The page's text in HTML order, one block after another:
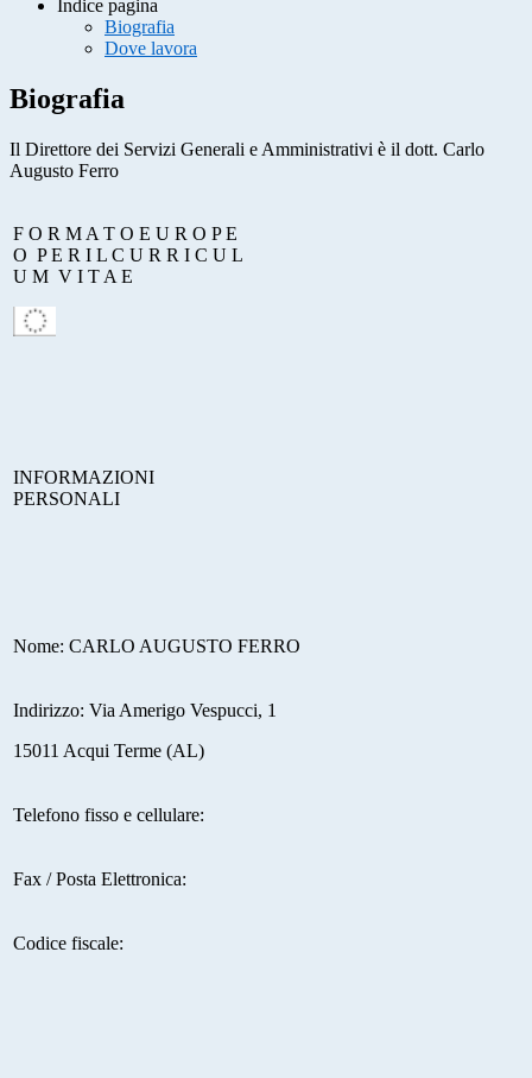
Indice pagina
Biografia
Dove lavora
Biografia
Il Direttore dei Servizi Generali e Amministrativi è il dott. Carlo
Augusto Ferro
F O R M A T O E U R O P E
O P E R I L C U R R I C U L
U M V I T A E
INFORMAZIONI
PERSONALI
Nome: CARLO AUGUSTO FERRO
Indirizzo: Via Amerigo Vespucci, 1
15011 Acqui Terme (AL)
Telefono fisso e cellulare:
Fax / Posta Elettronica:
Codice fiscale: